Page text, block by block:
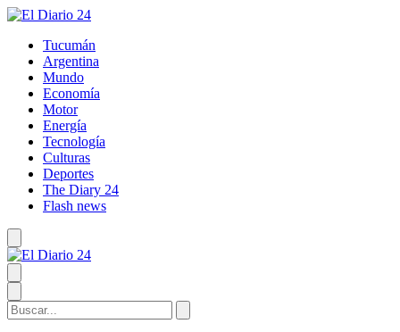
Tucumán
Argentina
Mundo
Economía
Motor
Energía
Tecnología
Culturas
Deportes
The Diary 24
Flash news